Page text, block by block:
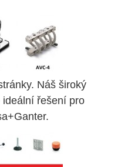
Náš široký
řešení pro